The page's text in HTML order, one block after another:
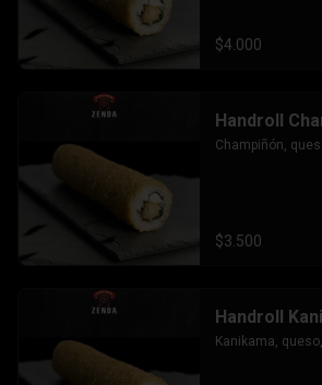
$4.000
Handroll
Champiñón,
$3.500
Handroll
Kanikama,